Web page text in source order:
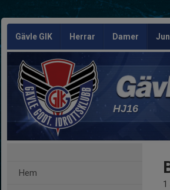
Gävle GIK Herrar Damer
HJ16
Hem
1